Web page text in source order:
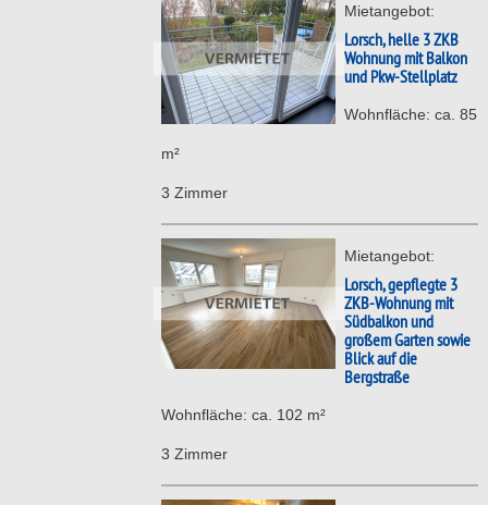
Mietangebot:
Lorsch, helle 3 ZKB
Wohnung mit Balkon
und Pkw-Stellplatz
Wohnfläche: ca. 85
m²
3 Zimmer
Mietangebot:
Lorsch, gepflegte 3
ZKB-Wohnung mit
Südbalkon und
großem Garten sowie
Blick auf die
Bergstraße
Wohnfläche: ca. 102 m²
3 Zimmer